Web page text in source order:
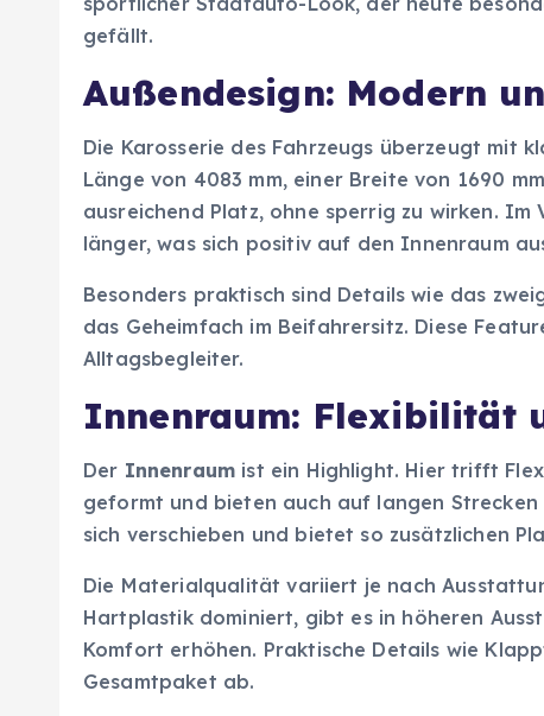
gefällt.
Außendesign: Modern
Die Karosserie des Fahrzeugs überzeugt mit
Länge von 4083 mm, einer Breite von 1690
ausreichend Platz, ohne sperrig zu wirken. Im
länger, was sich positiv auf den Innenraum
Besonders praktisch sind Details wie das
das Geheimfach im Beifahrersitz. Diese
Alltagsbegleiter.
Innenraum: Flexibilität
Der Innenraum ist ein Highlight. Hier trifft
geformt und bieten auch auf langen Strecken
sich verschieben und bietet so zusätzlichen
Die Materialqualität variiert je nach
Hartplastik dominiert, gibt es in höheren
Komfort erhöhen. Praktische Details wie
Gesamtpaket ab.